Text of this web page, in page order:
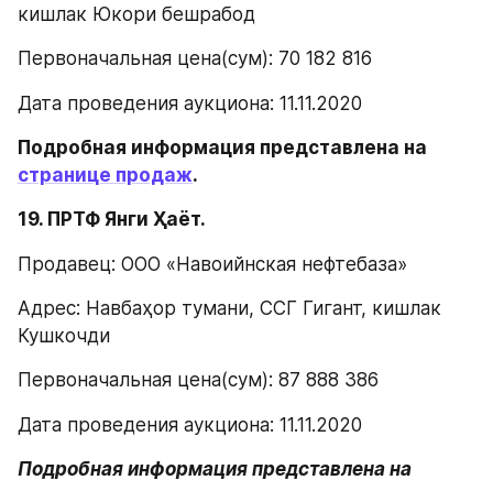
кишлак Юкори бешрабод
Первоначальная цена(сум): 70 182 816
Дата проведения аукциона: 11.11.2020
странице продаж.
19. ПРТФ Янги Ҳаёт.
Продавец: ООО «Навоийнская нефтебаза»
Адрес: Навбаҳор тумани, ССГ Гигант, кишлак
Кушкочди
Первоначальная цена(сум): 87 888 386
Дата проведения аукциона: 11.11.2020